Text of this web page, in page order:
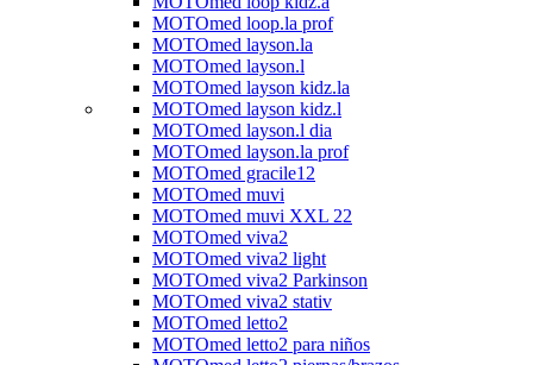
MOTOmed loop.la prof
MOTOmed layson.la
MOTOmed layson.l
MOTOmed layson kidz.la
MOTOmed layson kidz.l
MOTOmed layson.l dia
MOTOmed layson.la prof
MOTOmed gracile12
MOTOmed muvi
MOTOmed muvi XXL 22
MOTOmed viva2
MOTOmed viva2 light
MOTOmed viva2 Parkinson
MOTOmed viva2 stativ
MOTOmed letto2
MOTOmed letto2 para niños